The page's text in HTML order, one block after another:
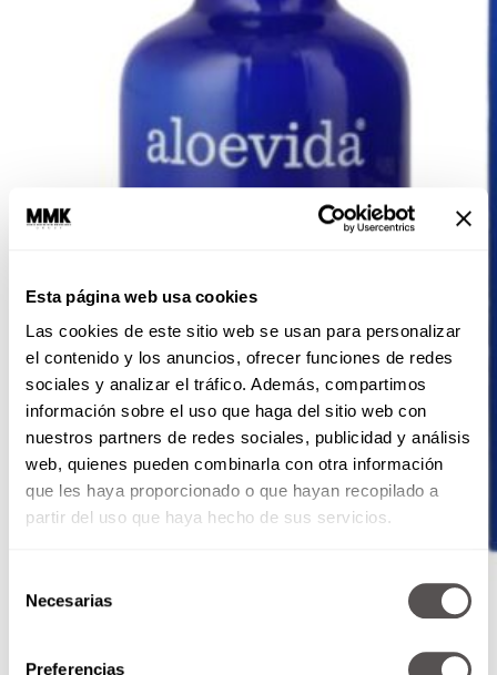
Esta página web usa cookies
Las cookies de este sitio web se usan para personalizar
el contenido y los anuncios, ofrecer funciones de redes
sociales y analizar el tráfico. Además, compartimos
información sobre el uso que haga del sitio web con
nuestros partners de redes sociales, publicidad y análisis
web, quienes pueden combinarla con otra información
que les haya proporcionado o que hayan recopilado a
partir del uso que haya hecho de sus servicios.
Necesarias
Preferencias